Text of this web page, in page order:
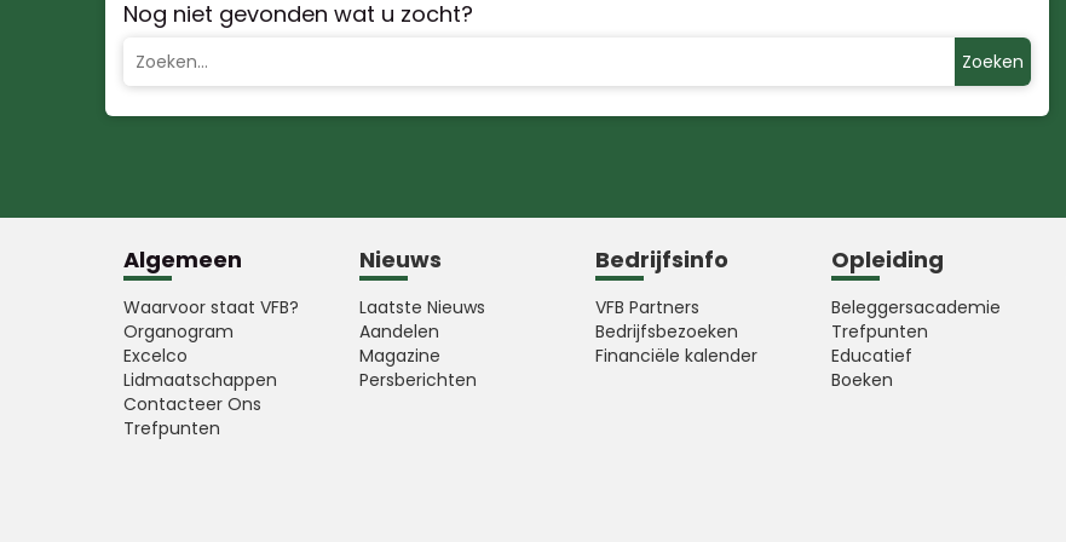
Nog niet gevonden wat u zocht?
Zoeken
Algemeen
Waarvoor staat VFB?
Organogram
Excelco
Lidmaatschappen
Contacteer Ons
Trefpunten
Nieuws
Laatste Nieuws
Aandelen
Magazine
Persberichten
Bedrijfsinfo
VFB Partners
Bedrijfsbezoeken
Financiële kalender
Opleiding
Beleggersacademie
Trefpunten
Educatief
Boeken